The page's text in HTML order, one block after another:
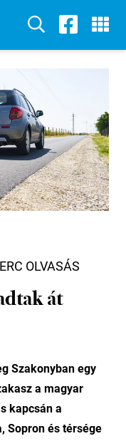
OLVASÁS
át
Szakonyban egy
a magyar
kapcsán a
Sopron és térsége